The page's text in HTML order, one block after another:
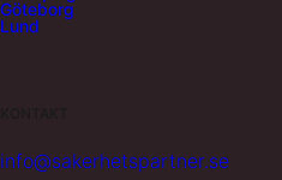
Göteborg
Lund
info@sakerhetspartner.se